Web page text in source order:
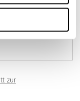
media e per
inoltre
sito con i
dei dati web,
zur